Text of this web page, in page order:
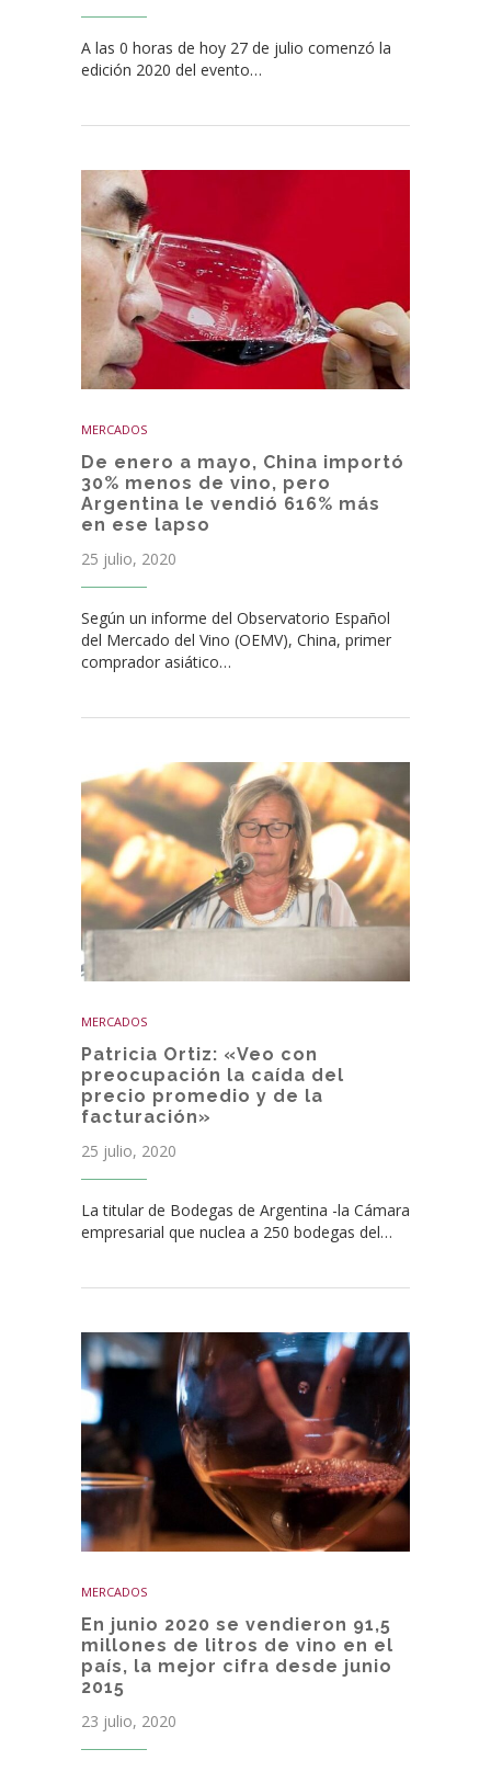
A las 0 horas de hoy 27 de julio comenzó la
edición 2020 del evento…
MERCADOS
De enero a mayo, China importó
30% menos de vino, pero
Argentina le vendió 616% más
en ese lapso
25 julio, 2020
Según un informe del Observatorio Español
del Mercado del Vino (OEMV), China, primer
comprador asiático…
MERCADOS
Patricia Ortiz: «Veo con
preocupación la caída del
precio promedio y de la
facturación»
25 julio, 2020
La titular de Bodegas de Argentina -la Cámara
empresarial que nuclea a 250 bodegas del…
MERCADOS
En junio 2020 se vendieron 91,5
millones de litros de vino en el
país, la mejor cifra desde junio
2015
23 julio, 2020